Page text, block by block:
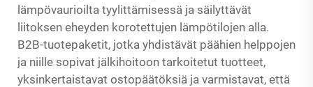
lämpövaurioilta tyylittämisessä ja säilyttävät
liitoksen eheyden korotettujen lämpötilojen alla.
B2B-tuotepaketit, jotka yhdistävät päähien helppojen
ja niille sopivat jälkihoitoon tarkoitetut tuotteet,
yksinkertaistavat ostopäätöksiä ja varmistavat, että